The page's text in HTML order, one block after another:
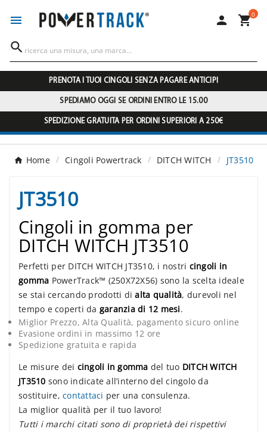
  0

PRENOTA I TUOI CINGOLI SENZA PAGARE ANTICIPI
SPEDIAMO OGGI SE ORDINI ENTRO LE 15.00
SPEDIZIONE GRATUITA PER ORDINI SUPERIORI A 250€
Home Cingoli Powertrack DITCH WITCH JT3510
JT3510
Cingoli in gomma per
DITCH WITCH JT3510
Perfetti per DITCH WITCH JT3510, i nostri cingoli in
gomma PowerTrack™ (250X72X56) sono la scelta ideale
se stai cercando prodotti dialta qualità, durevoli nel
tempo e coperti da garanzia di 12 mesi.
Miglior Prezzo, Alta Qualità, pagamento sicuro online
Evasione ordini in massimo 12 ore
Spedizione gratuita e rapida
Le misure dei cingoli in gomma del tuo DITCH WITCH
JT3510 sono indicate all’interno del cingolo da
sostituire, contattaci per una consulenza.
La miglior qualità per il tuo lavoro!
Tutti i marchi citati sono di proprietà dei rispettivi